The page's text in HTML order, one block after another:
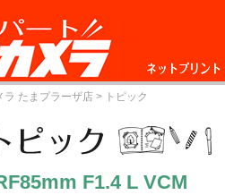
ネットプリント
ラ たまプラーザ店 > トピック
F1.4 L VCM